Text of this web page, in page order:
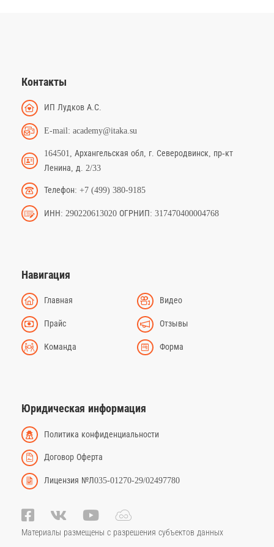
Контакты
ИП Лудков А.С.
E-mail: academy@itaka.su
164501, Архангельская обл, г. Северодвинск, пр-кт
Ленина, д. 2/33
Телефон: +7 (499) 380-9185
ИНН: 290220613020 ОГРНИП: 317470400004768
Навигация
Главная Видео
Прайс Отзывы
Команда Форма
Юридическая информация
Политика конфиденциальности
Договор Оферта
Лицензия №Л035-01270-29/02497780
Материалы размещены с разрешения субъектов данных